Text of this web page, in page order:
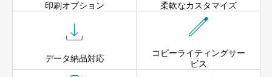
印刷オプション 柔軟なカスタマイズ

データ納品対応

コピーライティングサー
ビス